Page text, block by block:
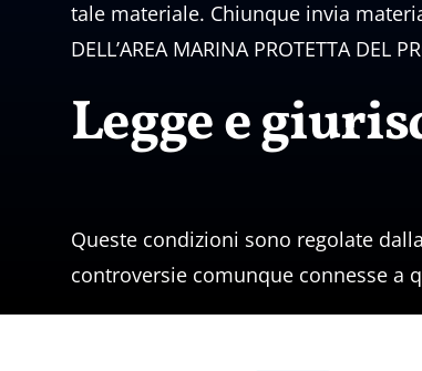
tale materiale. Chiunque invia
DELL’AREA MARINA PROTETTA
Legge e
Queste condizioni sono regolate
controversie comunque connesse a